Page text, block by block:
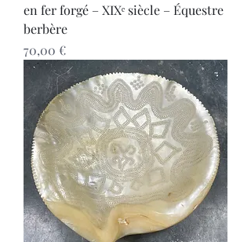
en fer forgé – XIXᵉ siècle – Équestre
berbère
Prix
70,00 €